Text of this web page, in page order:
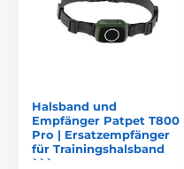
Halsband und
Empfänger Patpet T800
Pro | Ersatzempfänger
für Trainingshalsband
```